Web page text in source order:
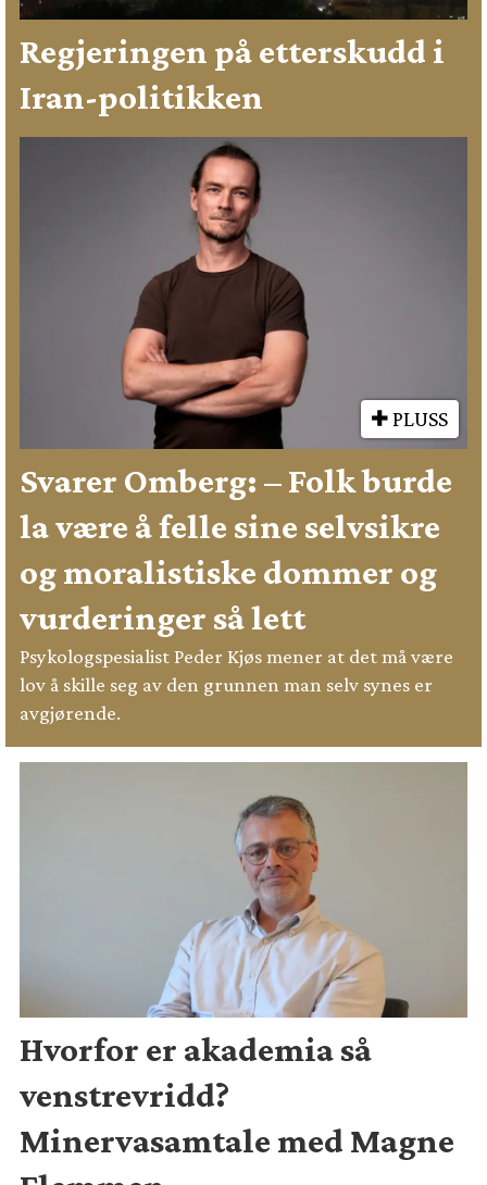
Regjeringen på etterskudd i
Iran-politikken
PLUSS
Svarer Omberg: – Folk burde
la være å felle sine selvsikre
og moralistiske dommer og
vurderinger så lett
Psykologspesialist Peder Kjøs mener at det må være
lov å skille seg av den grunnen man selv synes er
avgjørende.
Hvorfor er akademia så
venstrevridd?
Minervasamtale med Magne